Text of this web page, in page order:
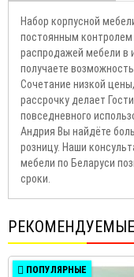
Набор корпусной
постоянным контролем
распродажей мебели в
получаете
Сочетание низкой
рассрочку делает
повседневного
Андрия Вы найдёте
розницу. Наши
мебели по Беларуси
сроки.
ПОПУЛЯРНЫЕ